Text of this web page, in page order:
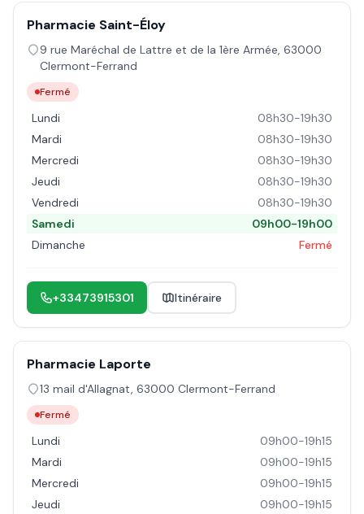
Pharmacie Saint-Éloy
9 rue Maréchal de Lattre et de la 1ère Armée, 63000
Clermont-Ferrand
Fermé
Lundi
08h30-19h30
Mardi
08h30-19h30
Mercredi
08h30-19h30
Jeudi
08h30-19h30
Vendredi
08h30-19h30
Samedi
09h00-19h00
Dimanche
Fermé
+33473915301 Itinéraire
Pharmacie Laporte
13 mail d'Allagnat, 63000 Clermont-Ferrand
Fermé
Lundi
09h00-19h15
Mardi
09h00-19h15
Mercredi
09h00-19h15
Jeudi
09h00-19h15